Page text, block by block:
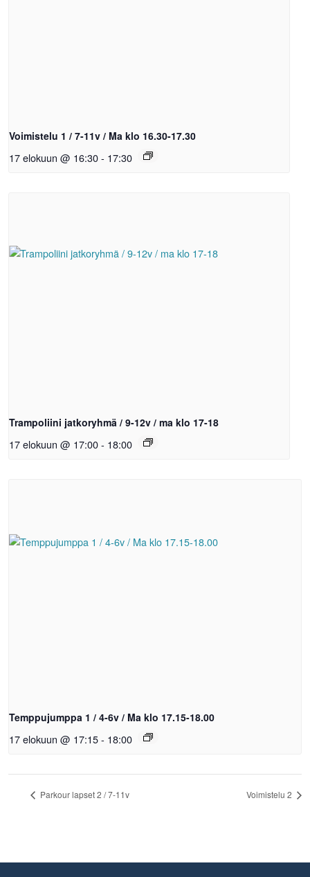
Voimistelu 1 / 7-11v / Ma klo 16.30-17.30
17 elokuun @ 16:30- 17:30
Trampoliini jatkoryhmä / 9-12v / ma klo 17-18
17 elokuun @ 17:00- 18:00
Temppujumppa 1 / 4-6v / Ma klo 17.15-18.00
17 elokuun @ 17:15- 18:00
Parkour lapset 2 / 7-11v Voimistelu 2